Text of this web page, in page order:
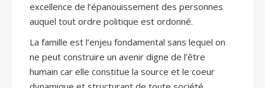
excellence de l’épanouissement des personnes
auquel tout ordre politique est ordonné.
La famille est l’enjeu fondamental sans lequel on
ne peut construire un avenir digne de l’être
humain car elle constitue la source et le coeur